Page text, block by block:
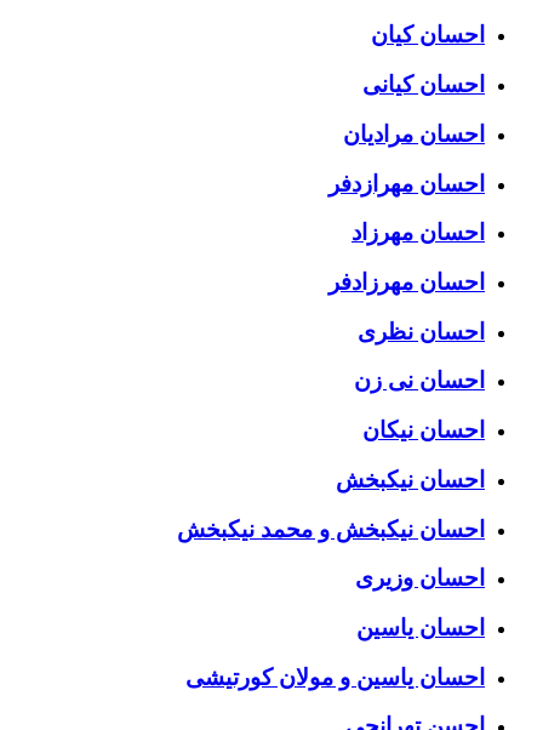
احسان کیان
احسان کیانی
احسان مرادیان
احسان مهرازدفر
احسان مهرزاد
احسان مهرزادفر
احسان نظری
احسان نی زن
احسان نیکان
احسان نیکبخش
احسان نیکبخش و محمد نیکبخش
احسان وزیری
احسان یاسین
احسان یاسین و مولان کورتیشی